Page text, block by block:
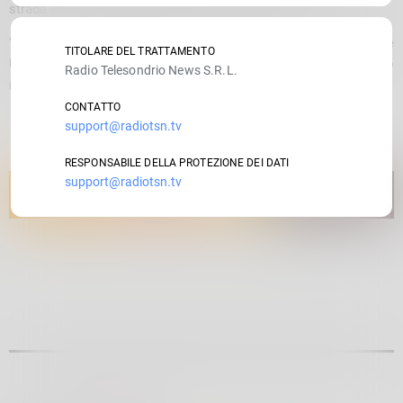
strada della qualità e del consumo consapevole.
“Assurdo – conclude Coldiretti Sondrio – che la Commissione
Ue penalizzi un prodotto che la stessa Unione protegge in tutto
il mondo per la qualità”.
TITOLARE DEL TRATTAMENTO
Radio Telesondrio News S.R.L.
CONTATTO
support@radiotsn.tv
RESPONSABILE DELLA PROTEZIONE DEI DATI
support@radiotsn.tv